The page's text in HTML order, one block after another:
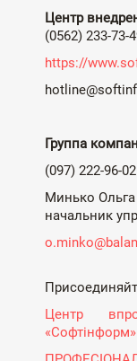
Центр
(0562) 233-73-
https://
Группа
(097) 222-96-02
Минько
начальник
Центр
«Софтінформ»